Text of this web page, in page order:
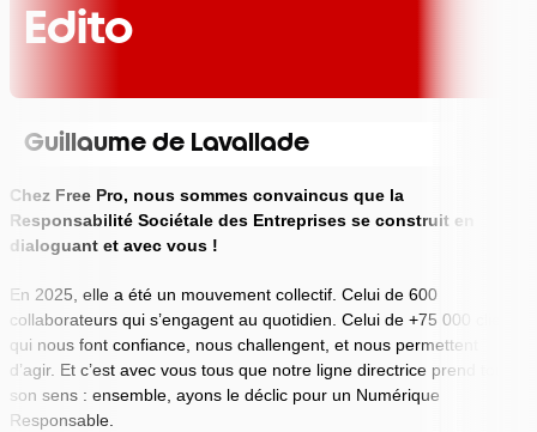
Edito
Guillaume de Lavallade
Chez Free Pro, nous sommes convaincus que la
Responsabilité Sociétale des Entreprises se construit en
dialoguant et avec vous !
En 2025, elle a été un mouvement collectif. Celui de 600
collaborateurs qui s’engagent au quotidien. Celui de +75 000 clients
qui nous font confiance, nous challengent, et nous permettent
d’agir. Et c’est avec vous tous que notre ligne directrice prend tout
son sens : ensemble, ayons le déclic pour un Numérique
Responsable.